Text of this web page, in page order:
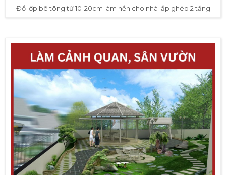
Đổ lớp bê tông từ 10-20cm làm nền cho nhà lắp ghép 2 tầng